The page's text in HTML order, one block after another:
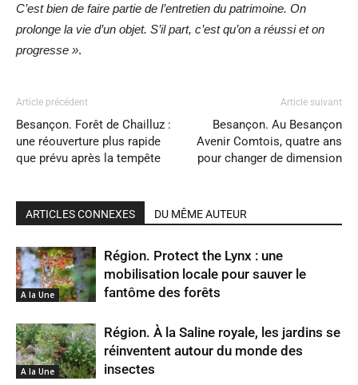
C’est bien de faire partie de l’entretien du patrimoine. On
prolonge la vie d’un objet. S’il part, c’est qu’on a réussi et on
progresse ».
Article précédent
Besançon. Forêt de Chailluz :
une réouverture plus rapide
que prévu après la tempête
Article suivant
Besançon. Au Besançon
Avenir Comtois, quatre ans
pour changer de dimension
ARTICLES CONNEXES DU MÊME AUTEUR
A la Une
Région. Protect the Lynx : une
mobilisation locale pour sauver le
fantôme des forêts
A la Une
Région. À la Saline royale, les jardins se
réinventent autour du monde des
insectes